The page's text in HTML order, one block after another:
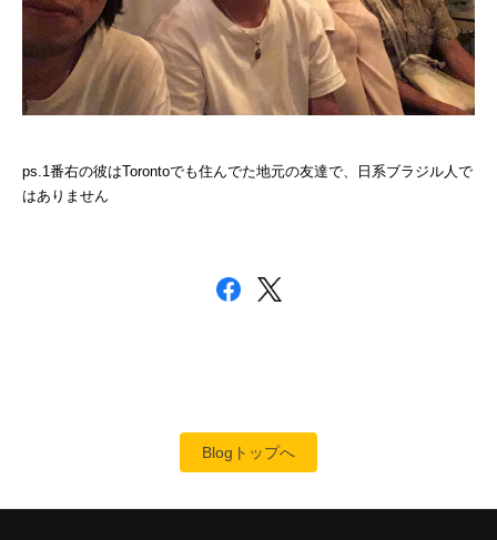
ps.1番右の彼はTorontoでも住んでた地元の友達で、日系ブラジル人で
はありません
Blogトップへ